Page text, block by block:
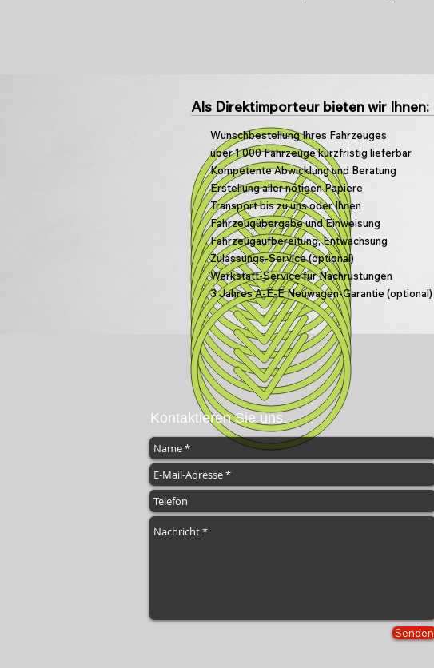
Als Direktimporteur bieten wir Ihnen:
Wunschbestellung Ihres Fahrzeuges
über 1.000 Fahrzeuge kurzfristig lieferbar
Kompetente Abwicklung und Beratung
Erstellung aller nötigen Papiere
Transport bis zu uns oder Ihnen
Fahrzeugübergabe und Einweisung
Fahrzeugaufbereitung, Entwachsung
Zulassungs-Service (optional)
Werkstatt-Service für Nachrüstungen
3 Jahres A-E-E Neuwagen-Garantie (optional)
Kontaktieren Sie uns...
Senden